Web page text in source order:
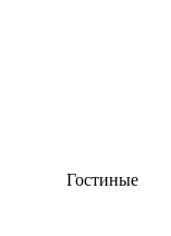
Гостиные